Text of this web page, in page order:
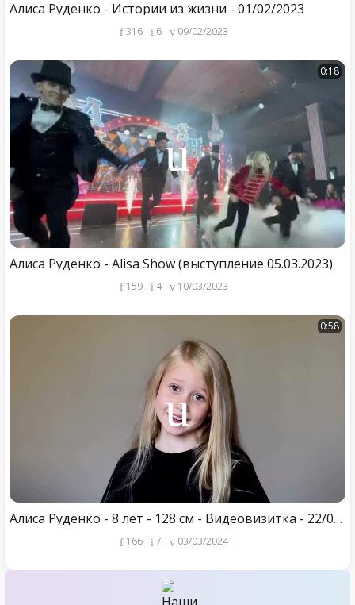
Алиса Руденко - Истории из жизни - 01/02/2023
316 6 09/02/2023
0:18
Алиса Руденко - Alisa Show (выступление 05.03.2023)
159 4 10/03/2023
0:58
Алиса Руденко - 8 лет - 128 см - Видеовизитка - 22/08/23
166 7 03/03/2024